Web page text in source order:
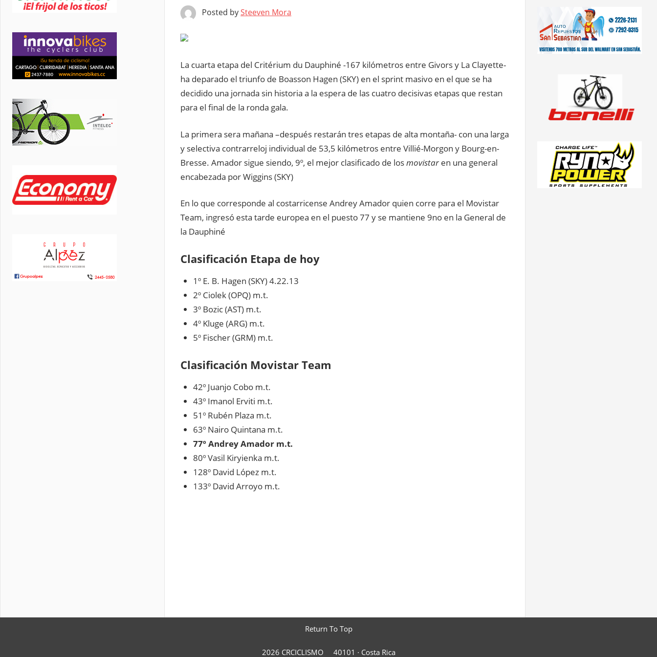
Posted bySteeven Mora
La cuarta etapa del Critérium du Dauphiné -1 67 kilómetros entre Givors y La Clayette-
ha deparado el triunfo de Boasson Hagen (SKY) en el sprint masivo en el que se ha
decidido una jornada sin historia a la espera de las cuatro decisivas etapas que restan
para el final de la ronda gala.
La primera sera mañana –después restarán tres etapas de alta montaña- con una larga
y selectiva contrarreloj individual de 53,5 kilómetros entre Villié-Morgon y Bourg-en-
Bresse. Amador sigue siendo, 9º, el mejor clasificado de losmovistaren una general
encabezada por Wiggins (SKY)
En lo que corresponde al costarricense Andrey Amador quien corre para el Movistar
Team, ingresó esta tarde europea en el puesto 77 y se mantiene 9no en la General de
la Dauphiné
Clasificación Etapa de hoy
1º E. B. Hagen (SKY)4.22.13
2º Ciolek(OPQ) m.t.
3º Bozic(AST) m.t.
4º Kluge (ARG) m.t.
5º Fischer(GRM) m.t.
Clasificación Movistar Team
42º Juanjo Cobo m.t.
43º Imanol Erviti m.t.
51º Rubén Plaza m.t.
63º Nairo Quintana m.t.
77º Andrey Amador m.t.
80ºVasil Kiryienka m.t.
128º David López m.t.
133º David Arroyo m.t.
Return To Top
2026 CRCICLISMO 40101 · Costa Rica